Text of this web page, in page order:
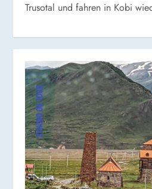
Trusotal und fahren in Kobi